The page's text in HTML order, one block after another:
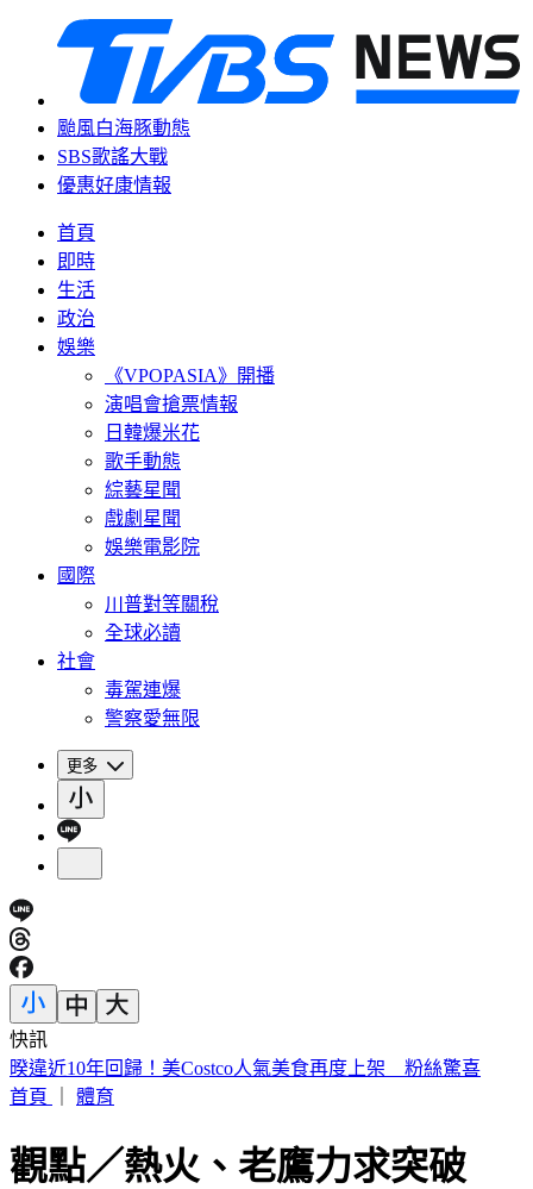
颱風白海豚動態
SBS歌謠大戰
優惠好康情報
首頁
即時
生活
政治
娛樂
《VPOPASIA》開播
演唱會搶票情報
日韓爆米花
歌手動態
綜藝星聞
戲劇星聞
娛樂電影院
國際
川普對等關稅
全球必讀
社會
毒駕連爆
警察愛無限
更多
快訊
SBS歌謠大戰／3大女團合體重唱BLACKPINK神曲
首頁
體育
觀點／熱火、老鷹力求突破